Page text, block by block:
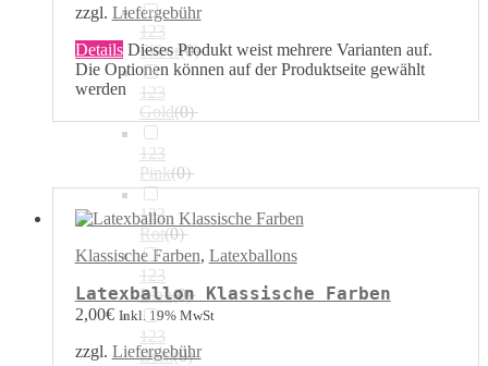
zzgl. Liefergebühr
Details Dieses Produkt weist mehrere Varianten auf.
Die Optionen können auf der Produktseite gewählt
werden
Klassische Farben, Latexballons
Latexballon Klassische Farben
2,00€ Inkl. 19% MwSt
zzgl. Liefergebühr
123
Silber(0)
123
Gold(0)
123
Pink(0)
123
Rot(0)
123
Blau(0)
123
Bunt(0)